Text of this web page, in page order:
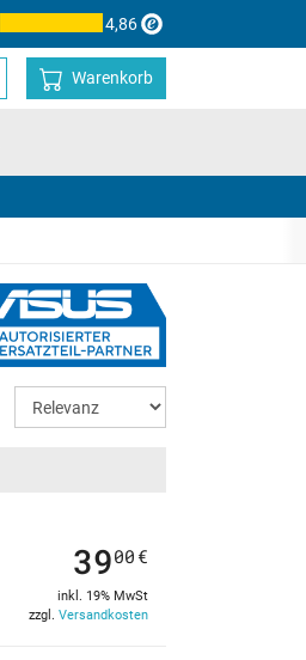
4,86
Warenkorb
3900 €
inkl. 19% MwSt
zzgl. Versandkosten